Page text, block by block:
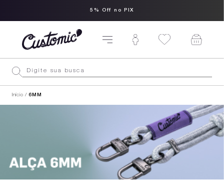
5% Off no PIX
Início 6MM